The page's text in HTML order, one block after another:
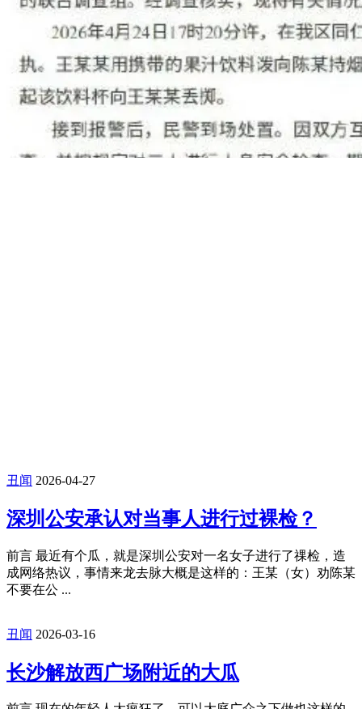
丑闻 2026-04-27
深圳公安承认对当事人进行过裸检？
前言 最近有个瓜，就是深圳公安对一名女子进行了祼检，造
成网络热议，事情来龙去脉大概是这样的：王某（女）劝陈某
不要在公 ...